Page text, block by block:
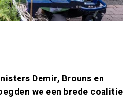
Demir, Brouns en
we een brede coalitie